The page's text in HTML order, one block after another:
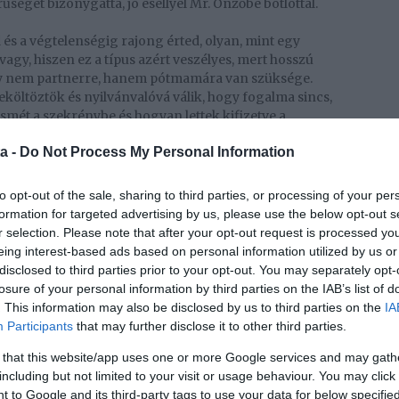
- Do Not Process My Personal Information
opt-out of the sale, sharing to third parties, or processing of your
for targeted advertising by us, please use the below opt-out
selection. Please note that after your opt-out request is processed
interest-based ads based on personal information utilized by us
to third parties prior to your opt-out. You may separately
of your personal information by third parties on the IAB’s list of
This information may also be disclosed by us to third parties on the
Participants that may further disclose it to other third parties.
that this website/app uses one or more Google services and may
but not limited to your visit or usage behaviour. You may
to Google and its third-party tags to use your data for below
bizonygatta, jó eséllyel Mr. Önzőbe botlottál.
a végtelenségig rajong érted, olyan, mint egy
hiszen ez a típus azért veszélyes, mert hosszú
nem partnerre, hanem pótmamára van szüksége.
és nyilvánvalóvá válik, hogy fogalma sincs,
a szekrénybe és hogyan lettek kifizetve a
az, hogy nem is igazán akar megismerkedni
hogy Te vedd majd át a mama szerepét. Ha
tartani az egész háztartást, akkor az isten is
nem ez a legfőbb vágyad, keress egy igazi felnőttet.
hozzád, 15 perc alatt kb. nyolcszor vall
szüksége van rád. Mit akarhat még egy lány?
elején teljesen rendjén van ez a viselkedés, nála
mód, és mire észbe kapsz, már teljesen rád
meg is fojt. Egy idő után soknak érzed, és
hogy teljesen elhatalmasodik rajtad a bűntudat,
a telefont. Csak egy kis levegőt szeretnél, ez